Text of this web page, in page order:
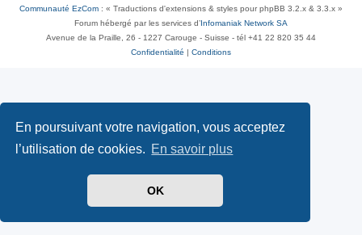
En poursuivant votre navigation, vous acceptez
l’utilisation de cookies. En savoir plus
OK
Communauté EzCom : « Traductions d'extensions & styles pour phpBB 3.2.x & 3.3.x »
Forum hébergé par les services d’ Infomaniak Network SA
Avenue de la Praille, 26 - 1227 Carouge - Suisse - tél +41 22 820 35 44
Confidentialité
Conditions